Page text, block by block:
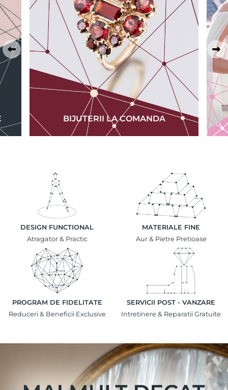
BIJUTERII LA COMANDA
DESIGN FUNCTIONAL
Atragator & Practic
MATERIALE FINE
Aur & Pietre Pretioase
PROGRAM DE FIDELITATE
Reduceri & Beneficii Exclusive
SERVICII POST - VANZARE
Intretinere & Reparatii Gratuite